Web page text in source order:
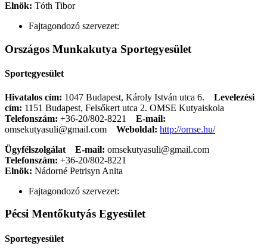
Elnök: Tóth Tibor
Fajtagondozó szervezet:
Országos Munkakutya Sportegyesület
Sportegyesület
Hivatalos cím: 1047 Budapest, Károly István utca 6. Levelezési
cím: 1151 Budapest, Felsőkert utca 2. OMSE Kutyaiskola
Telefonszám: +36-20/802-8221
E-mail:
omsekutyasuli@gmail.com
Weboldal: http://omse.hu/
Ügyfélszolgálat
E-mail: omsekutyasuli@gmail.com
Telefonszám: +36-20/802-8221
Elnök: Nádorné Petrisyn Anita
Fajtagondozó szervezet:
Pécsi Mentőkutyás Egyesület
Sportegyesület